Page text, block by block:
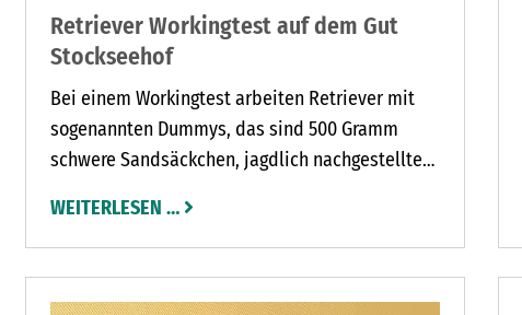
Retriever Workingtest auf dem Gut
Stockseehof
Bei einem Workingtest arbeiten Retriever mit
sogenannten Dummys, das sind 500 Gramm
schwere Sandsäckchen, jagdlich nachgestellte
WEITERLESEN …